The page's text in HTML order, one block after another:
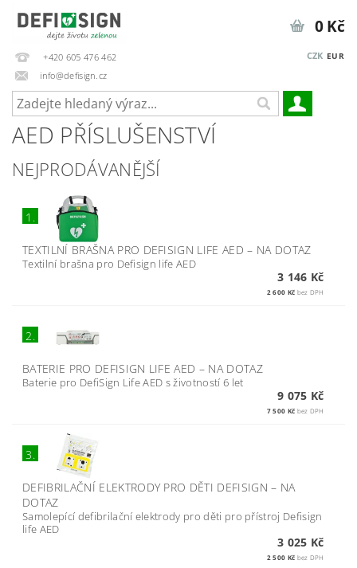
+420 605 476 462
info@defisign.cz
CZK EUR
0 Kč
AED PŘÍSLUŠENSTVÍ
NEJPRODÁVANĚJŠÍ
1.
TEXTILNÍ BRAŠNA PRO DEFISIGN LIFE AED– NA DOTAZ
Textilní brašna pro Defisign life AED
3 146 Kč
2 600 Kč bez DPH
2.
BATERIE PRO DEFISIGN LIFE AED – NA DOTAZ
Baterie pro DefiSign Life AED s životností 6 let
9 075 Kč
7 500 Kč bez DPH
3.
DEFIBRILAČNÍ ELEKTRODY PRO DĚTI DEFISIGN– NA
DOTAZ
Samolepící defibrilační elektrody pro děti pro přístroj Defisign
life AED
3 025 Kč
2 500 Kč bez DPH